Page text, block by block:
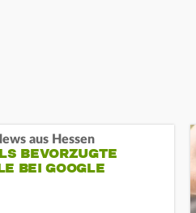
aus Hessen
BEVORZUGTE
BEI GOOGLE